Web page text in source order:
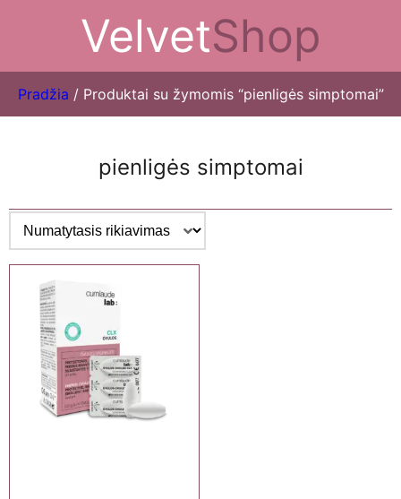
VelvetShop
Pradžia / Produktai su žymomis “pienligės simptomai”
pienligės simptomai